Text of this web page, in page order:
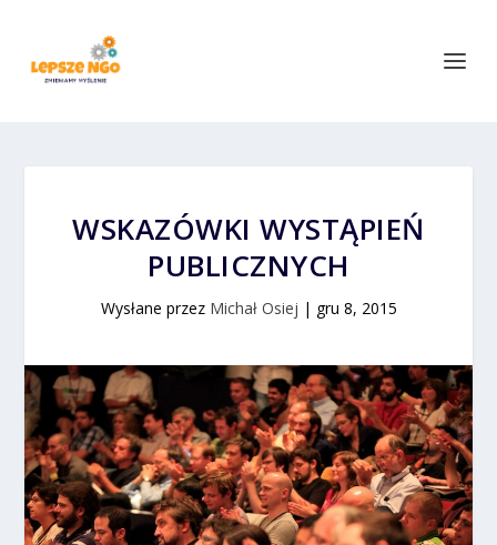
WSKAZÓWKI WYSTĄPIEŃ
PUBLICZNYCH
Wysłane przez Michał Osiej | gru 8, 2015